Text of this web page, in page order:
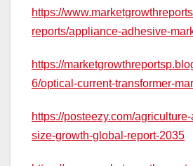
https://
reports/appliance-adhesive-
https://
6/optical-current-transformer-
https://posteezy.com/
size-growth-global-report-2035